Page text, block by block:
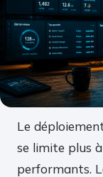
Le
se limite plus
performants.